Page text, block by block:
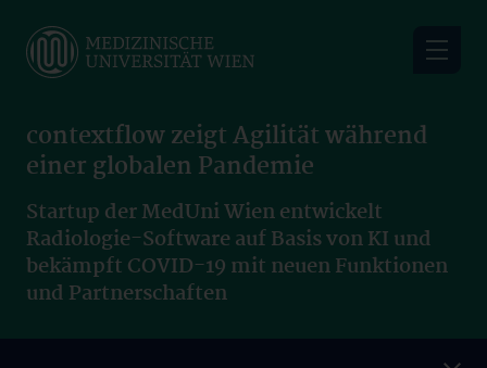
main
contextflow zeigt Agilität während
einer globalen Pandemie
Startup der MedUni Wien entwickelt
Radiologie-Software auf Basis von KI und
bekämpft COVID-19 mit neuen Funktionen
und Partnerschaften